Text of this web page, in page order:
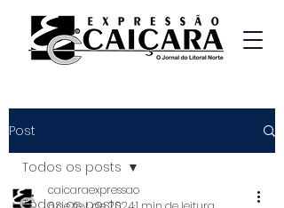
Post
Todos os posts
Todos os posts
caicaraexpressao